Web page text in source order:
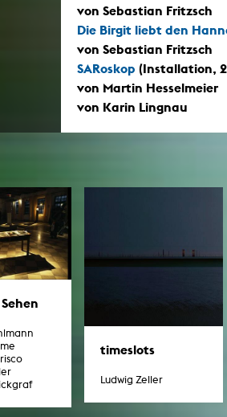
von Sebastian Fritzsch
Die Birgit liebt den
von Sebastian Fritzsch
SARoskop (Installation,
von Martin Hesselmeier
von Karin Lingnau
timeslots
Ludwig Zeller